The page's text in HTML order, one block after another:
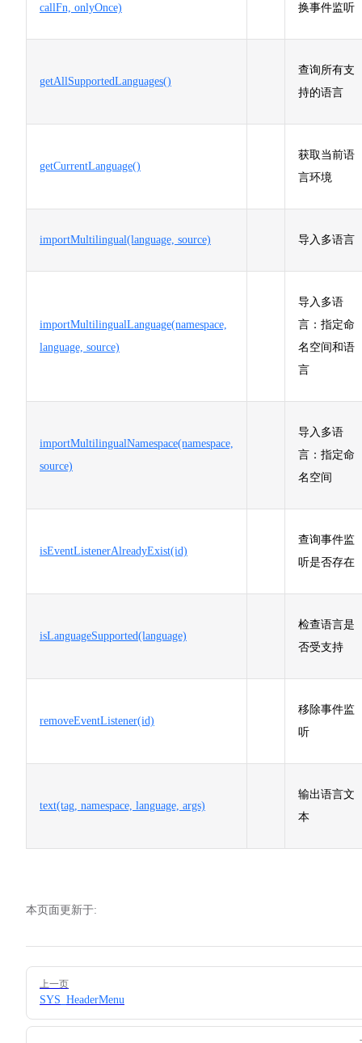
callFn, onlyOnce)
换事件监听
getAllSupportedLanguages()
查询所有支
持的语言
getCurrentLanguage()
获取当前语
言环境
importMultilingual(language, source) 导入多语言
importMultilingualLanguage(namespace,
language, source)
导入多语
言：指定命
名空间和语
言
importMultilingualNamespace(namespace,
source)
导入多语
言：指定命
名空间
isEventListenerAlreadyExist(id)
查询事件监
听是否存在
isLanguageSupported(language)
检查语言是
否受支持
removeEventListener(id)
移除事件监
听
text(tag, namespace, language, args)
输出语言文
本
本页面更新于:
Pager
上一页
SYS_HeaderMenu